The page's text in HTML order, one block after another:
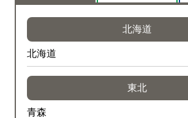
北海道
北海道
東北
青森